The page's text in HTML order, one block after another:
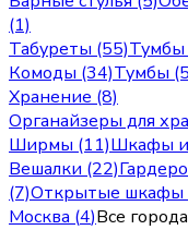
(1)
Табуреты (55)Тумбы
Комоды (34)Тумбы
Хранение (8)
Органайзеры для
Ширмы (11)Шкафы и
Вешалки (22)
(7)Открытые шкафы
Москва (4)Все города